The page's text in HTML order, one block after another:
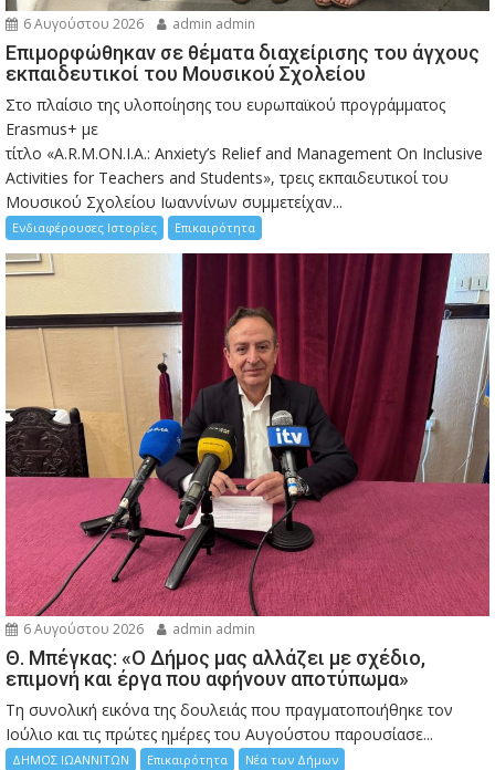
6 Αυγούστου 2026 admin admin
Eπιμορφώθηκαν σε θέματα διαχείρισης του άγχους
εκπαιδευτικοί του Μουσικού Σχολείου
Στο πλαίσιο της υλοποίησης του ευρωπαϊκού προγράμματος
Erasmus+ με
τίτλο «A.R.M.ON.I.A.: Anxiety’s Relief and Management On Inclusive
Activities for Teachers and Students», τρεις εκπαιδευτικοί του
Μουσικού Σχολείου Ιωαννίνων συμμετείχαν...
Ενδιαφέρουσες Ιστορίες Επικαιρότητα
6 Αυγούστου 2026 admin admin
Θ. Μπέγκας: «Ο Δήμος μας αλλάζει με σχέδιο,
επιμονή και έργα που αφήνουν αποτύπωμα»
Τη συνολική εικόνα της δουλειάς που πραγματοποιήθηκε τον
Ιούλιο και τις πρώτες ημέρες του Αυγούστου παρουσίασε...
ΔΗΜΟΣ ΙΩΑΝΝΙΤΩΝ Επικαιρότητα Νέα των Δήμων